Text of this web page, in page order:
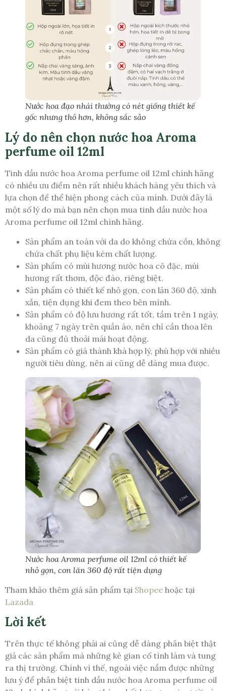
Nước hoa đạo nhái thường có nét giống thiết kế
gốc nhưng thô hơn, không sắc sảo
Lý do nên chọn nước hoa Aroma
perfume oil 12ml
Tinh dầu nước hoa Aroma perfume oil 12ml chính hãng
có nhiều ưu điểm nên rất nhiều khách hàng yêu thích và
lựa chọn để thể hiện phong cách của mình. Dưới đây là
một số lý do mà bạn nên chọn mua tinh dầu nước hoa
Aroma perfume oil 12ml chính hãng.
Sản phẩm an toàn với da do không chứa cồn, không
chứa chất phụ liệu kém chất lượng.
Sản phẩm có mùi hương nước hoa cô đặc, mùi
hương rất thơm, độc đáo, riêng biệt.
Sản phẩm có thiết kế nhỏ gọn, con lăn 360 độ, xinh
xắn, tiện dụng khi đem theo bên mình.
Sản phẩm có độ lưu hương rất tốt, tầm trên 1 ngày,
khoảng 7 ngày trên quần áo, nên chỉ cần thoa lên
da cũng đủ thoải mái hoạt động.
Sản phẩm có giá thành khá hợp lý, phù hợp với nhiều
người tiêu dùng, nên ai cũng dễ dàng mua được.
Nước hoa Aroma perfume oil 12ml có thiết kế
nhỏ gọn, con lăn 360 độ rất tiện dụng
Tham khảo thêm giá sản phẩm tại Shopee hoặc tại
Lazada
Lời kết
Trên thực tế không phải ai cũng dễ dàng phân biệt thật
giả các sản phẩm mà những kẻ gian cố tình làm và tung
ra thị trường. Chính vì thế, ngoài việc nắm được những
lưu ý để phân biệt tinh dầu nước hoa Aroma perfume oil